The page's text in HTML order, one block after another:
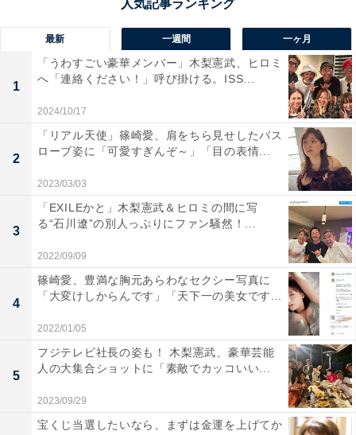
最新 一週間 一ヶ月
1
「うわすごい豪華メンバー」木梨憲武、ヒロミ
へ「連絡ください！」呼び掛ける。ISS...
2024/10/17
2
「リアル天使」篠崎愛、肩をちら見せしたバス
ローブ姿に「可愛すぎんぞ～」「目の表情...
2023/03/03
3
「EXILEかと」木梨憲武＆ヒロミの間に写
る“石川遼”の別人っぷりにファン騒然！...
2022/09/09
4
篠崎愛、豊満な胸元あらわなセクシー写真に
「大変けしからんです」「天下一の美女です...
2022/01/05
5
フジテレビ社長の姿も！ 木梨憲武、豪華芸能
人の大集合ショットに「素敵でカッコいい...
2023/09/29
宝くじ当選したいなら、まずは金運を上げてか